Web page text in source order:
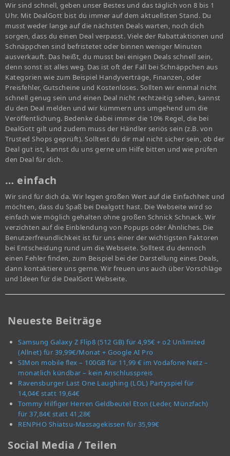
Wir sind schnell, geben unser Bestes und das täglich von 8 bis 1
Uhr. Mit DealGott bist du immer auf dem aktuellsten Stand. Du
musst weder lange auf die nächsten Deals warten, noch dich
sorgen, dass du einen Deal verpasst. Viele der Rabattaktionen und
Schnäppchen sind befristetet oder binnen weniger Minuten
ausverkauft. Das heißt, du musst bei einigen Deals schnell sein,
denn sonst ist alles weg. Das ist oft der Fall bei Schnäppchen aus
Kategorien wie zum Beispiel Handyverträge, Finanzen, oder
Preisfehler, Gutscheine und Kostenloses. Sollten wir einmal nicht
schnell genug sein und einen Deal nicht rechtzeitig sehen, kannst
du den Deal melden und wir kümmern uns umgehend um die
Veröffentlichung. Bedenke dabei immer die 10% Regel, die bei
DealGott gilt und zudem muss der Händler seriös sein (z.B. von
Trusted Shops geprüft). Solltest du dir mal nicht sicher sein, ob der
Deal gut ist, kannst du uns gerne um Hilfe bitten und wie prüfen
den Deal für dich.
… einfach
Wir sind für dich da. Wir legen großen Wert auf die Einfachheit und
möchten, dass du Spaß bei Dealgott hast. Die Webseite wird so
einfach wie möglich gehalten ohne großen Schnick Schnack. Wir
verzichten auf die Einblendung von Popups oder Ähnliches. Die
Benutzerfreundlichkeit ist für uns einer der wichtigsten Faktoren
bei Entscheidung rund um die Webseite. Solltest du dennoch
einen Fehler finden, zum Beispiel bei der Darstellung eines Deals,
dann kontaktiere uns gerne. Wir freuen uns auch über Vorschläge
und Ideen für die DealGott Webseite.
Neueste Beiträge
Samsung Galaxy Z Flip8 (512 GB) für 4,95€ + o2 Unlimited
(Allnet) für 39,99€/Monat + Google AI Pro
SIMon mobile flex – 100GB für 11,99 € im Vodafone Netz –
monatlich kündbar – kein Anschlusspreis
Ravensburger Last One Laughing (LOL) Partyspiel für
14,04€ statt 19,64€
Tommy Hilfiger Herren Geldbeutel Eton (Leder, Münzfach)
für 37,84€ statt 41,28€
RENPHO Shiatsu-Massagekissen für 35,99€
Social Media / Teilen